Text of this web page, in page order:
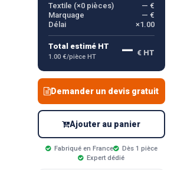
Textile (×0pièces)
— €
Marquage
— €
Délai
×1.00
Total estimé HT
1.00 €/pièce HT — € HT
Demander un devis gratuit
Ajouter au panier
Fabriqué en France
Dès 1 pièce
Expert dédié